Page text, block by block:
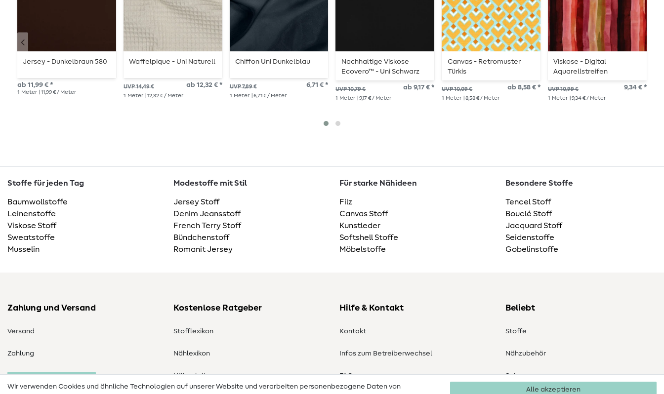
Jersey - Dunkelbraun 580
ab 11,99 € *
1 Meter | 11,99 € / Meter
Waffelpique - Uni Naturell
UVP 14,49 € ab 12,32 € *
1 Meter | 12,32 € / Meter
Chiffon Uni Dunkelblau
UVP 7,89 € 6,71 € *
1 Meter | 6,71 € / Meter
Nachhaltige Viskose
Ecovero™ - Uni Schwarz
UVP 10,79 € ab 9,17 € *
1 Meter | 9,17 € / Meter
Canvas - Retromuster
Türkis
UVP 10,09 € ab 8,58 € *
1 Meter | 8,58 € / Meter
Viskose - Digital
Aquarellstreifen
Bordeaux
UVP 10,99 € 9,34 € *
1 Meter | 9,34 € / Meter
Stoffe für jeden Tag
Baumwollstoffe
Leinenstoffe
Viskose Stoff
Sweatstoffe
Musselin
Modestoffe mit Stil
Jersey Stoff
Denim Jeansstoff
French Terry Stoff
Bündchenstoff
Romanit Jersey
Für starke Nähideen
Filz
Canvas Stoff
Kunstleder
Softshell Stoffe
Möbelstoffe
Besondere Stoffe
Tencel Stoff
Bouclé Stoff
Jacquard Stoff
Seidenstoffe
Gobelinstoffe
Zahlung und Versand
Versand
Zahlung
Kostenlose Ratgeber
Stofflexikon
Nählexikon
Nähanleitungen
Hilfe & Kontakt
Kontakt
Infos zum Betreiberwechsel
FAQ
Beliebt
Stoffe
Nähzubehör
Sale
Wir verwenden Cookies und ähnliche Technologien auf unserer Website und verarbeiten personenbezogene Daten von
Alle akzeptieren